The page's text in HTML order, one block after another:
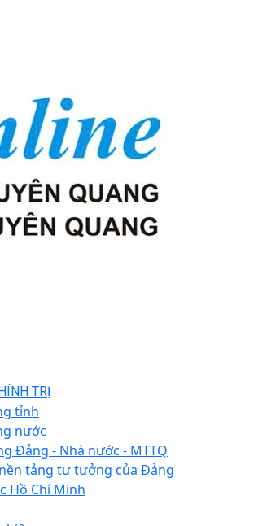
TRỊ
tỉnh
nước
Đảng - Nhà nước - MTTQ
tảng tư tưởng của Đảng
Hồ Chí Minh